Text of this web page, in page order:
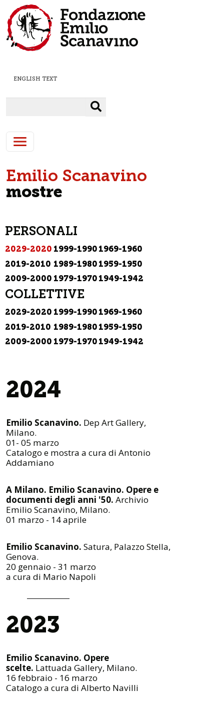
Salta al contenuto principale
ENGLISH TEXT
Emilio Scanavino
mostre
PERSONALI
2029-2020
2019-2010
2009-2000
1999-1990
1989-1980
1979-1970
1969-1960
1959-1950
1949-1942
COLLETTIVE
2029-2020
2019-2010
2009-2000
1999-1990
1989-1980
1979-1970
1969-1960
1959-1950
1949-1942
2024
Emilio Scanavino. Dep Art Gallery,
Milano.
01- 05 marzo
Catalogo e mostra a cura di Antonio
Addamiano
A Milano. Emilio Scanavino. Opere e
documenti degli anni '50. Archivio
Emilio Scanavino, Milano.
01 marzo - 14 aprile
Emilio Scanavino. Satura, Palazzo Stella,
Genova.
20 gennaio - 31 marzo
a cura di Mario Napoli
2023
Emilio Scanavino. Opere
scelte. Lattuada Gallery, Milano.
16 febbraio - 16 marzo
Catalogo a cura di Alberto Navilli